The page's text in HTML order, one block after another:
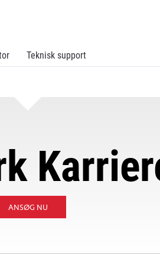
Teknisk support
ANSØG NUOPENS